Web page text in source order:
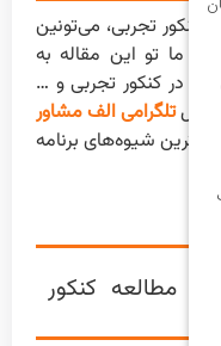
کنکور تجربی، می‌تونین
ما تو این مقاله به
در کنکور تجربی و …
تلگرامی الف مشاور
بهترین شیوه‌های برنامه
مطالعه کنکور